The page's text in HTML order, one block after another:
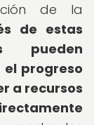
de la
de estas
pueden
progreso
a recursos